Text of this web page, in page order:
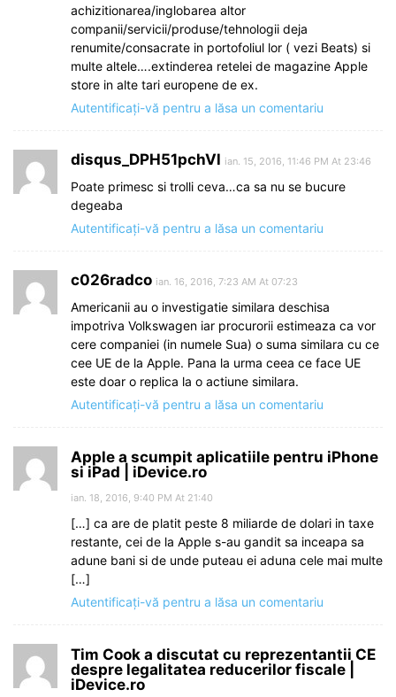
achizitionarea/inglobarea altor
companii/servicii/produse/tehnologii deja
renumite/consacrate in portofoliul lor ( vezi Beats) si
multe altele….extinderea retelei de magazine Apple
store in alte tari europene de ex.
Autentificați-vă pentru a lăsa un comentariu
disqus_DPH51pchVl ian. 15, 2016, 11:46 PM At 23:46
Poate primesc si trolli ceva…ca sa nu se bucure
degeaba
Autentificați-vă pentru a lăsa un comentariu
c026radco ian. 16, 2016, 7:23 AM At 07:23
Americanii au o investigatie similara deschisa
impotriva Volkswagen iar procurorii estimeaza ca vor
cere companiei (in numele Sua) o suma similara cu ce
cee UE de la Apple. Pana la urma ceea ce face UE
este doar o replica la o actiune similara.
Autentificați-vă pentru a lăsa un comentariu
Apple a scumpit aplicatiile pentru iPhone
si iPad | iDevice.ro
ian. 18, 2016, 9:40 PM At 21:40
[…] ca are de platit peste 8 miliarde de dolari in taxe
restante, cei de la Apple s-au gandit sa inceapa sa
adune bani si de unde puteau ei aduna cele mai multe
[…]
Autentificați-vă pentru a lăsa un comentariu
Tim Cook a discutat cu reprezentantii CE
despre legalitatea reducerilor fiscale |
iDevice.ro